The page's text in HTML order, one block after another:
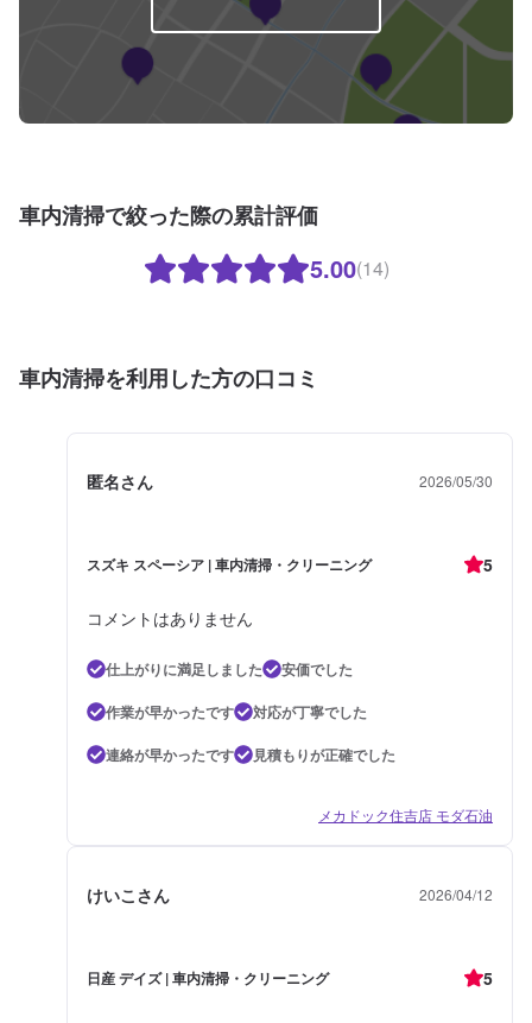
車内清掃で絞った際の累計評価
5.00(14)
車内清掃を利用した方の口コミ
匿名さん 2026/05/30
スズキ スペーシア | 車内清掃・クリーニング 5
コメントはありません
仕上がりに満足しました
安価でした
作業が早かったです
対応が丁寧でした
連絡が早かったです
見積もりが正確でした
メカドック住吉店 モダ石油
けいこさん 2026/04/12
日産 デイズ | 車内清掃・クリーニング 5